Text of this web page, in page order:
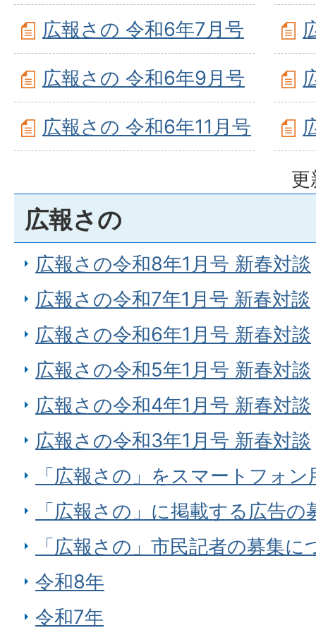
広報さの 令和6年7月号
広報さの 令和6年9月号
広報さの 令和6年11月号
更
広報さの
広報さの令和8年1月号 新春対談
広報さの令和7年1月号 新春対談
広報さの令和6年1月号 新春対談
広報さの令和5年1月号 新春対談
広報さの令和4年1月号 新春対談
広報さの令和3年1月号 新春対談
「広報さの」をスマートフォン
「広報さの」に掲載する広告の
「広報さの」市民記者の募集に
令和8年
令和7年